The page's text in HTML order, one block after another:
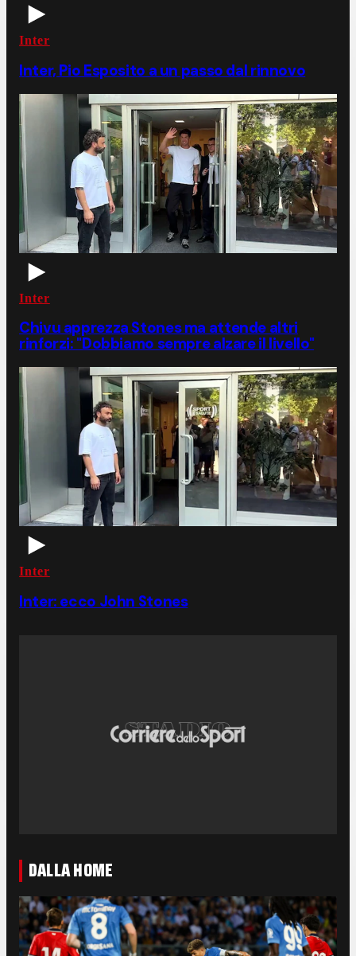
Inter
Inter, Pio Esposito a un passo dal rinnovo
Inter
Chivu apprezza Stones ma attende altri
rinforzi: "Dobbiamo sempre alzare il livello"
Inter
Inter: ecco John Stones
DALLA HOME